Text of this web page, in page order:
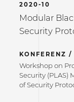
2020-10
Modular
Security
KONFERENZ /
Workshop on
Security (PLAS)
of Security